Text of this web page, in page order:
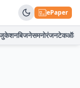
ePaper
बिजनेसमनोरंजनटेकऑटो